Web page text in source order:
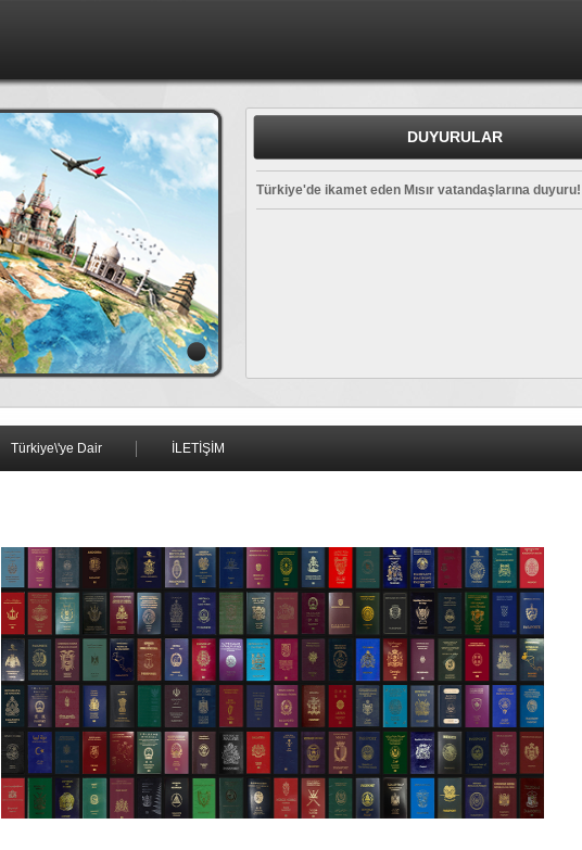
DUYURULAR
Türkiye'de ikamet eden Mısır vatandaşlarına duyuru!
Türkiye'de ikamet eden Mısır vatandaşlarına duyuru!
Türkiye\'ye Dair İLETİŞİM